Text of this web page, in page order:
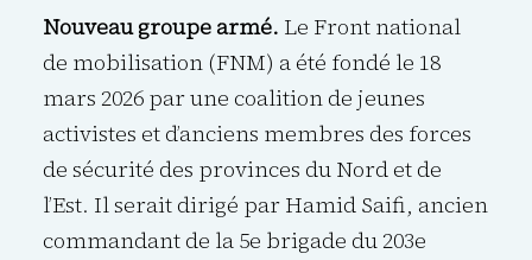
Nouveau groupe armé. Le Front national
de mobilisation (FNM) a été fondé le 18
mars 2026 par une coalition de jeunes
activistes et d’anciens membres des forces
de sécurité des provinces du Nord et de
l’Est. Il serait dirigé par Hamid Saifi, ancien
commandant de la 5e brigade du 203e